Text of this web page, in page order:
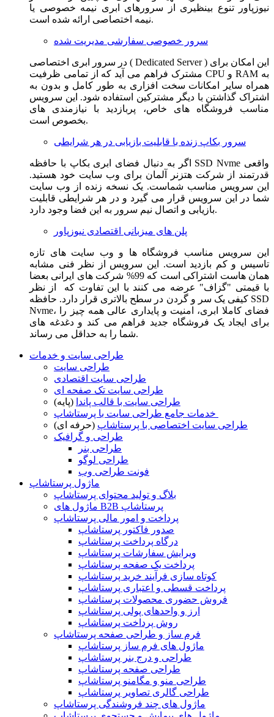
نیوزپاور تنوع بینظیری از سرورهای ابری نیمه خصوصی یا
نیمه اختصاصی ارائه شده است.
سرور خصوصی سفارشی مدیریت شده
در سرور ابری اختصاصی ( Dedicated Server ) این امکان برای
مشترک فراهم می آید که از تمامی ظرفیت CPU و RAM به
همراه سایر امکانات سخت افزاری به طور کامل و بدون به
اشتراک گذاشتن با دیگر مشترکین استفاده شود. این سرویس
مناسب فروشگاه های خاص، پربازدید با نیازمندی های
بخصوص است.
سرور بکاپ زنده با قابلیت بازیابی در هر شرایطی
اگر به دنبال فضای ابری بکاپ با حافظه SSD Nvme واقعی
قدرتمند از شرکت هتزنر آلمان برای وب سایت خود هستید.
این سرویس مناسب شماست. یک نسخه زنده از وب سایت
شما در این سرویس قرار می گیرد و در هر شرایطی قابلیت
بازیابی و اتصال نیم سرور به این فضا وجود دارد.
پلن های میزبانی اقتصادی نیوزپاور
این سرویس مناسب فروشگاه ها و وب سایت های تازه
تاسیس و کم بازدید است. این سرویس از نظر فنی مشابه
همان هاست اشتراکی است که 99% شرکت های ایرانی بعضا
با قیمتی "گزاف" عرضه می کنند با این تفاوت که از نظر
کیفی یک سر و گردن در سطح بالاتری قرار دارد. حافظه SSD
Nvme، فضای کاملا ابری، امنیت و پایداری عالی همه چیز را
برای ایجاد یک فروشگاه جدید فراهم می کند و دغدغه های
شما را به حداقل می رساند.
طراحی سایت و خدمات
طراحی سایت
طراحی سایت اقتصادی
طراحی سایت تک صفحه ای
طراحی سایت با قالب پاندا (پایه)
طراحی سایت اختصاصی با پرستاشاپ (حرفه ای)
طراحی و گرافیک
طراحی بنر
طراحی لوگو
فونت طراحی وب
ماژول پرستاشاپ
بلاگ و تولید محتوای پرستاشاپ
ماژول های B2B پرستاشاپ
پرداخت و امور مالی پرستاشاپ
صدور فاکتور پرستاشاپ
درگاه پرداخت پرستاشاپ
ویرایش سفارشات پرستاشاپ
پرداخت یک صفحه پرستاشاپ
کوتاه سازی فرآیند خرید پرستاشاپ
پرداخت قسطی و اعتباری پرستاشاپ
فروش حضوری محصولات پرستاشاپ
ارز و واحدهای پولی پرستاشاپ
روش پرداخت پرستاشاپ
فرم ساز و طراحی صفحه پرستاشاپ
ماژول های فرم ساز پرستاشاپ
طراحی و درج بنر پرستاشاپ
طراحی صفحه پرستاشاپ
طراحی منو و مگامنو پرستاشاپ
طراحی گالری تصاویر پرستاشاپ
ماژول های چند فروشندگی پرستاشاپ